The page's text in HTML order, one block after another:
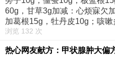
60g，甘草3g加减：心烦寐欠
加葛根15g，牡丹皮10g；咳
浏览 132 次
热心网友献方：甲状腺肿大偏